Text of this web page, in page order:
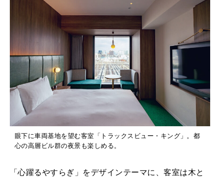
眼下に車両基地を望む客室「トラックスビュー・キング」。都
心の高層ビル群の夜景も楽しめる。
「心躍るやすらぎ」をデザインテーマに、客室は木と